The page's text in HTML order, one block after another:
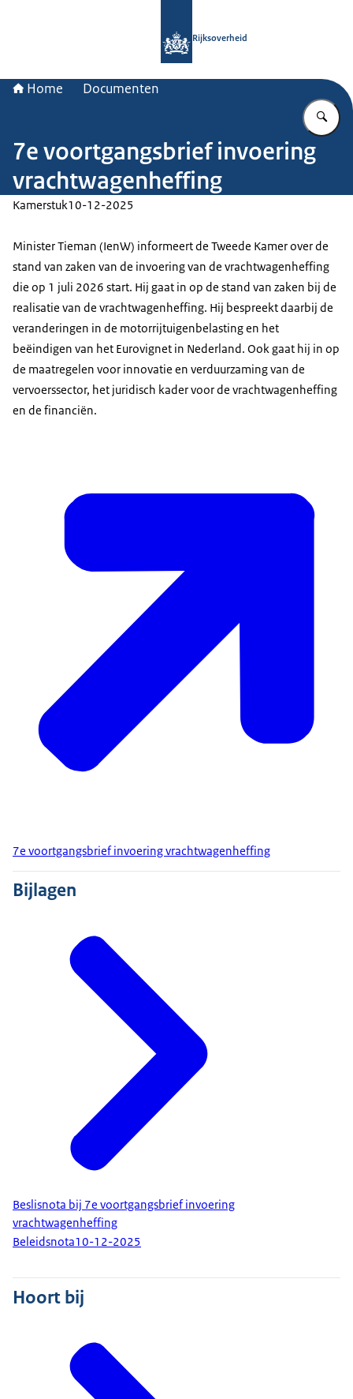
Rijksoverheid
Home Documenten
7e voortgangsbrief invoering
vrachtwagenheffing
Kamerstuk10-12-2025
Minister Tieman (IenW) informeert de Tweede Kamer over de
stand van zaken van de invoering van de vrachtwagenheffing
die op 1 juli 2026 start. Hij gaat in op de stand van zaken bij de
realisatie van de vrachtwagenheffing. Hij bespreekt daarbij de
veranderingen in de motorrijtuigenbelasting en het
beëindigen van het Eurovignet in Nederland. Ook gaat hij in op
de maatregelen voor innovatie en verduurzaming van de
vervoerssector, het juridisch kader voor de vrachtwagenheffing
en de financiën.
7e voortgangsbrief invoering vrachtwagenheffing
Bijlagen
Beslisnota bij 7e voortgangsbrief invoering
vrachtwagenheffing
Beleidsnota10-12-2025
Hoort bij